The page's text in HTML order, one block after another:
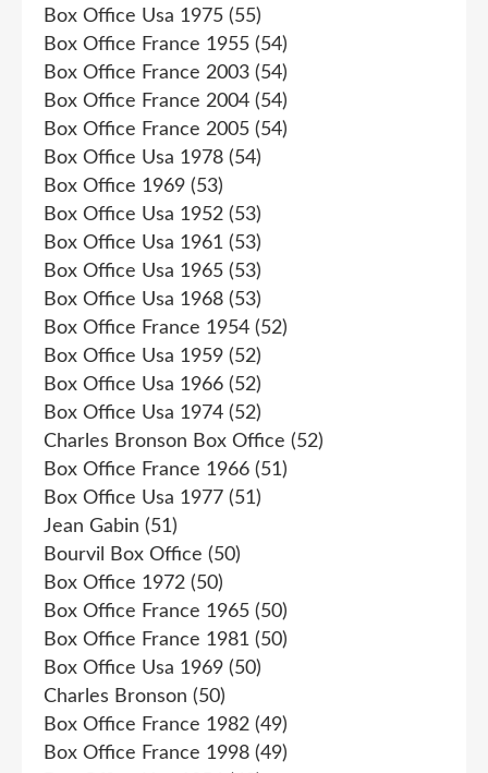
Box Office Usa 1975 (55)
Box Office France 1955 (54)
Box Office France 2003 (54)
Box Office France 2004 (54)
Box Office France 2005 (54)
Box Office Usa 1978 (54)
Box Office 1969 (53)
Box Office Usa 1952 (53)
Box Office Usa 1961 (53)
Box Office Usa 1965 (53)
Box Office Usa 1968 (53)
Box Office France 1954 (52)
Box Office Usa 1959 (52)
Box Office Usa 1966 (52)
Box Office Usa 1974 (52)
Charles Bronson Box Office (52)
Box Office France 1966 (51)
Box Office Usa 1977 (51)
Jean Gabin (51)
Bourvil Box Office (50)
Box Office 1972 (50)
Box Office France 1965 (50)
Box Office France 1981 (50)
Box Office Usa 1969 (50)
Charles Bronson (50)
Box Office France 1982 (49)
Box Office France 1998 (49)